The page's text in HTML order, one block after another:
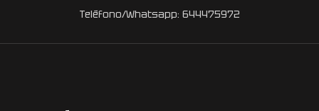
Teléfono/Whatsapp: 644475972